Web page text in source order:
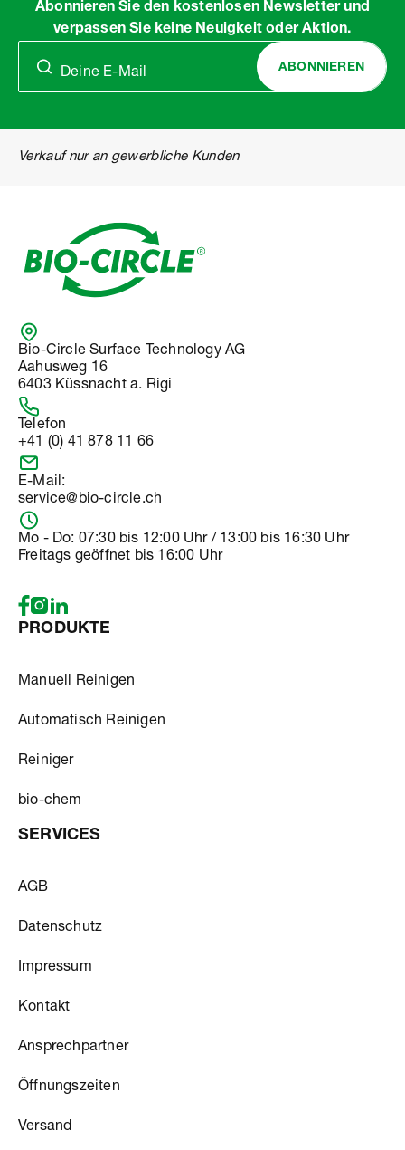
Abonnieren Sie den kostenlosen Newsletter und
verpassen Sie keine Neuigkeit oder Aktion.
ABONNIEREN
Verkauf nur an gewerbliche Kunden
Bio-Circle Surface Technology AG
Aahusweg 16
6403 Küssnacht a. Rigi
Telefon
+41 (0) 41 878 11 66
E-Mail:
service@bio-circle.ch
Mo - Do: 07:30 bis 12:00 Uhr / 13:00 bis 16:30 Uhr
Freitags geöffnet bis 16:00 Uhr
PRODUKTE
Manuell Reinigen
Automatisch Reinigen
Reiniger
bio-chem
SERVICES
AGB
Datenschutz
Impressum
Kontakt
Ansprechpartner
Öffnungszeiten
Versand